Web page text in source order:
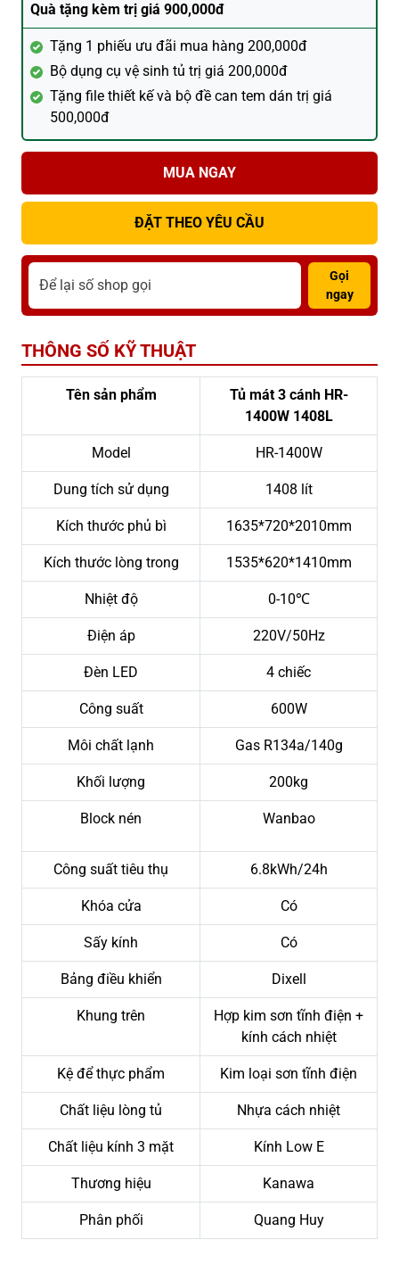
Quà tặng kèm trị giá 900,000đ
Tặng 1 phiếu ưu đãi mua hàng 200,000đ
Bộ dụng cụ vệ sinh tủ trị giá 200,000đ
Tặng file thiết kế và bộ đề can tem dán trị giá
500,000đ
MUA NGAY
ĐẶT THEO YÊU CẦU
Gọi
ngay
THÔNG SỐ KỸ THUẬT
Tên sản phẩm
Tủ mát 3 cánh HR-
1400W 1408L
Model HR-1400W
Dung tích sử dụng 1408 lít
Kích thước phủ bì 1635*720*2010mm
Kích thước lòng trong 1535*620*1410mm
Nhiệt độ 0-10℃
Điện áp 220V/50Hz
Đèn LED 4 chiếc
Công suất 600W
Môi chất lạnh Gas R134a/140g
Khối lượng 200kg
Block nén Wanbao
Công suất tiêu thụ 6.8kWh/24h
Khóa cửa Có
Sấy kính Có
Bảng điều khiển Dixell
Khung trên
Hợp kim sơn tĩnh điện +
kính cách nhiệt
Kệ để thực phẩm Kim loại sơn tĩnh điện
Chất liệu lòng tủ Nhựa cách nhiệt
Chất liệu kính 3 mặt Kính Low E
Thương hiệu Kanawa
Phân phối Quang Huy